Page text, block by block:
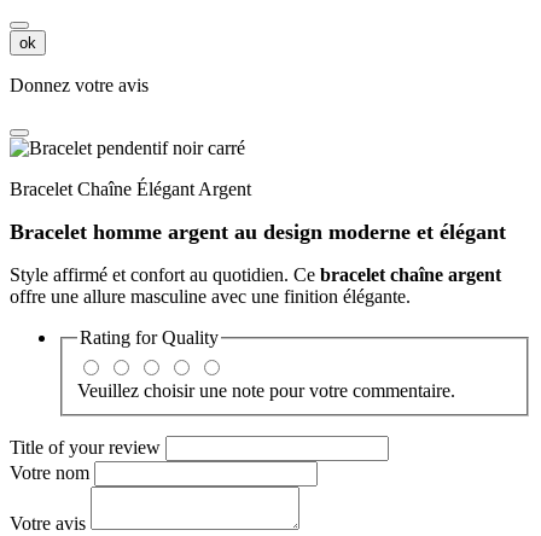
ok
Donnez votre avis
Bracelet Chaîne Élégant Argent
Bracelet homme argent au design moderne et élégant
Style affirmé et confort au quotidien. Ce bracelet chaîne argent
offre une allure masculine avec une finition élégante.
Rating forQuality
Veuillez choisir une note pour votre commentaire.
Title of your review
Votre nom
Votre avis